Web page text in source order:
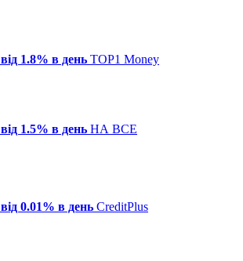
від 1.8% в день TOP1 Money
від 1.5% в день НА ВСЕ
від 0.01% в день CreditPlus